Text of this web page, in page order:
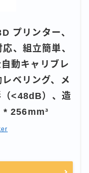
プリンター、
、組立簡単、
動キャリブレ
ベリング、メ
（<48dB）、造
* 256mm³